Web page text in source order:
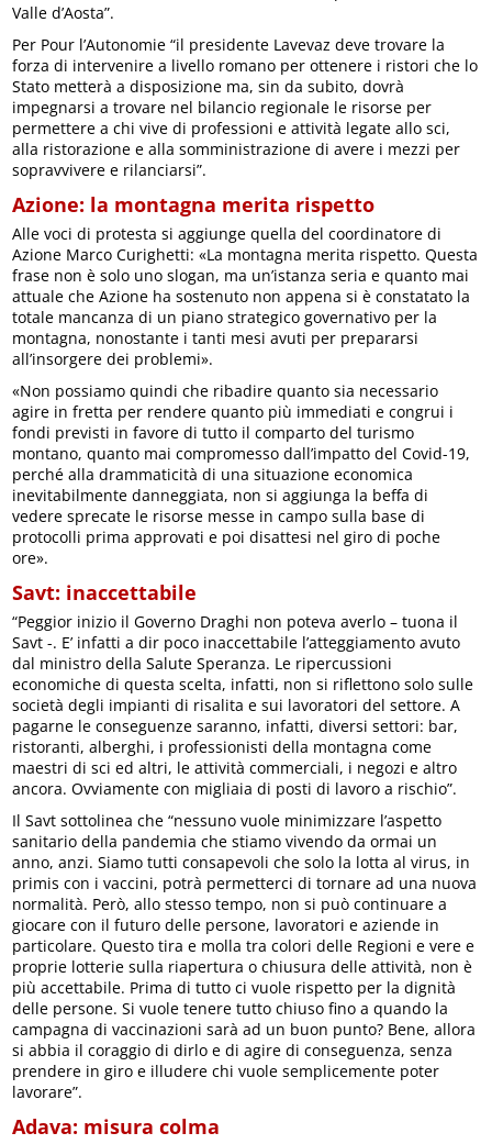
Valle d’Aosta”.
Per Pour l’Autonomie “il presidente Lavevaz deve trovare la
forza di intervenire a livello romano per ottenere i ristori che lo
Stato metterà a disposizione ma, sin da subito, dovrà
impegnarsi a trovare nel bilancio regionale le risorse per
permettere a chi vive di professioni e attività legate allo sci,
alla ristorazione e alla somministrazione di avere i mezzi per
sopravvivere e rilanciarsi”.
Azione: la montagna merita rispetto
Alle voci di protesta si aggiunge quella del coordinatore di
Azione Marco Curighetti: «La montagna merita rispetto. Questa
frase non è solo uno slogan, ma un’istanza seria e quanto mai
attuale che Azione ha sostenuto non appena si è constatato la
totale mancanza di un piano strategico governativo per la
montagna, nonostante i tanti mesi avuti per prepararsi
all’insorgere dei problemi».
«Non possiamo quindi che ribadire quanto sia necessario
agire in fretta per rendere quanto più immediati e congrui i
fondi previsti in favore di tutto il comparto del turismo
montano, quanto mai compromesso dall’impatto del Covid-19,
perché alla drammaticità di una situazione economica
inevitabilmente danneggiata, non si aggiunga la beffa di
vedere sprecate le risorse messe in campo sulla base di
protocolli prima approvati e poi disattesi nel giro di poche
ore».
Savt: inaccettabile
“Peggior inizio il Governo Draghi non poteva averlo – tuona il
Savt -. E’ infatti a dir poco inaccettabile l’atteggiamento avuto
dal ministro della Salute Speranza. Le ripercussioni
economiche di questa scelta, infatti, non si riflettono solo sulle
società degli impianti di risalita e sui lavoratori del settore. A
pagarne le conseguenze saranno, infatti, diversi settori: bar,
ristoranti, alberghi, i professionisti della montagna come
maestri di sci ed altri, le attività commerciali, i negozi e altro
ancora. Ovviamente con migliaia di posti di lavoro a rischio”.
Il Savt sottolinea che “nessuno vuole minimizzare l’aspetto
sanitario della pandemia che stiamo vivendo da ormai un
anno, anzi. Siamo tutti consapevoli che solo la lotta al virus, in
primis con i vaccini, potrà permetterci di tornare ad una nuova
normalità. Però, allo stesso tempo, non si può continuare a
giocare con il futuro delle persone, lavoratori e aziende in
particolare. Questo tira e molla tra colori delle Regioni e vere e
proprie lotterie sulla riapertura o chiusura delle attività, non è
più accettabile. Prima di tutto ci vuole rispetto per la dignità
delle persone. Si vuole tenere tutto chiuso fino a quando la
campagna di vaccinazioni sarà ad un buon punto? Bene, allora
si abbia il coraggio di dirlo e di agire di conseguenza, senza
prendere in giro e illudere chi vuole semplicemente poter
lavorare”.
Adava: misura colma